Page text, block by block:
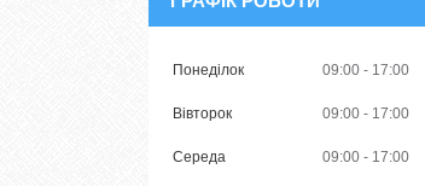
Понеділок 09:00 17:00
Вівторок 09:00 17:00
Середа 09:00 17:00